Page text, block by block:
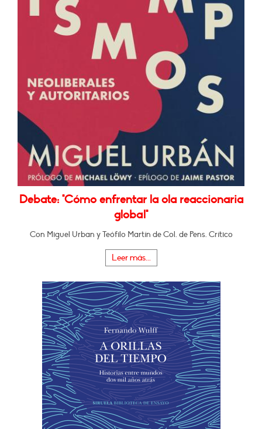
Debate: "Cómo enfrentar la ola reaccionaria
global"
Con Miguel Urban y Teófilo Martín de Col. de Pens. Crítico
Leer más...